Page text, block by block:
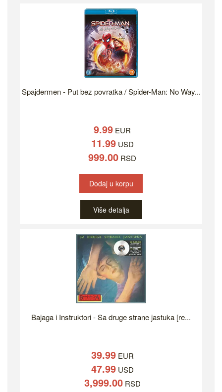
Spajdermen - Put bez povratka / Spider-Man: No Way...
9.99 EUR
11.99USD
999.00 RSD
Dodaj u korpu
Više detalja
Bajaga i Instruktori - Sa druge strane jastuka [re...
39.99EUR
47.99USD
3,999.00RSD